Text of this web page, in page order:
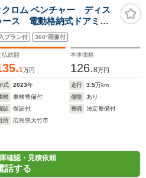
ロム ベンチャー ディス
ース 電動格納式ドアミラ
オートマチックハイ
リーシステム オートラ
リヤカメラ
プラン付 360°画像付
払総額
1万円
本体価格
126.8万円
式 2023年 走行 3.5万km
検
車検整備付 修復
あり
証
保証付 整備
法定整備付
所
広島県大竹市
確認・見積依頼
話する